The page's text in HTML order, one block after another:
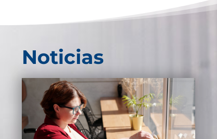
Noticias